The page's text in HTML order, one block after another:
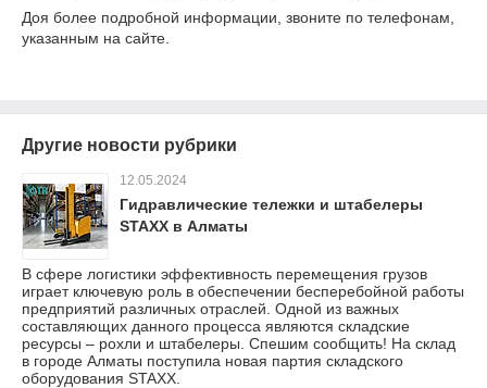
Доя более подробной информации, звоните по телефонам,
указанным на сайте.
Другие новости рубрики
12.05.2024
Гидравлические тележки и штабелеры
STAXX в Алматы
В сфере логистики эффективность перемещения грузов
играет ключевую роль в обеспечении бесперебойной работы
предприятий различных отраслей. Одной из важных
составляющих данного процесса являются складские
ресурсы – рохли и штабелеры. Спешим сообщить! На склад
в городе Алматы поступила новая партия складского
оборудования STAXX.